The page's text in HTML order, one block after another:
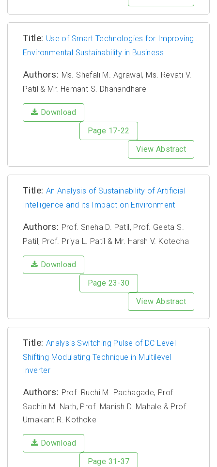
Title: Use of Smart Technologies for Improving
Environmental Sustainability in Business
Authors: Ms. Shefali M. Agrawal, Ms. Revati V.
Patil & Mr. Hemant S. Dhanandhare
Download
Page 17-22
View Abstract
Title: An Analysis of Sustainability of Artificial
Intelligence and its Impact on Environment
Authors: Prof. Sneha D. Patil, Prof. Geeta S.
Patil, Prof. Priya L. Patil & Mr. Harsh V. Kotecha
Download
Page 23-30
View Abstract
Title: Analysis Switching Pulse of DC Level
Shifting Modulating Technique in Multilevel
Inverter
Authors: Prof. Ruchi M. Pachagade, Prof.
Sachin M. Nath, Prof. Manish D. Mahale & Prof.
Umakant R. Kothoke
Download
Page 31-37